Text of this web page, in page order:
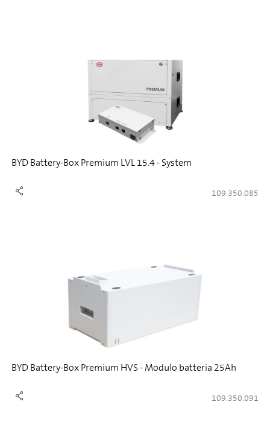
BYD Battery-Box Premium LVL 15.4 - System
109.350.085
BYD Battery-Box Premium HVS - Modulo batteria 25Ah
109.350.091